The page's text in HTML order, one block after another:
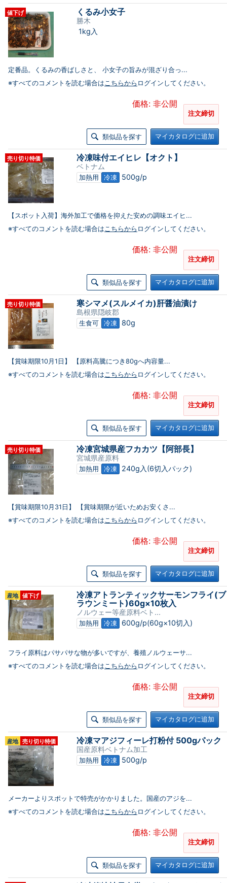
値下げ くるみ小女子
勝木
1kg入
定番品。くるみの香ばしさと、 小女子の旨みが混ざり合っ...
※すべてのコメントを読む場合はこちらから ログインしてください。
価格: 非公開
注文締切
類似品を探す マイカタログに追加
売り切り特価 冷凍味付エイヒレ【オクト】
ベトナム
加熱用 冷凍 500g/p
【スポット入荷】海外加工で価格を抑えた安めの調味エイヒ...
※すべてのコメントを読む場合はこちらから ログインしてください。
価格: 非公開
注文締切
類似品を探す マイカタログに追加
売り切り特価 寒シマメ(スルメイカ)肝醤油漬け
島根県隠岐郡
生食可 冷凍 80g
【賞味期限10月1日】 【原料高騰につき80gへ内容量...
※すべてのコメントを読む場合はこちらから ログインしてください。
価格: 非公開
注文締切
類似品を探す マイカタログに追加
売り切り特価 冷凍宮城県産フカカツ【阿部長】
宮城県産原料
加熱用 冷凍 240g入(6切入パック)
【賞味期限10月31日】 【賞味期限が近いためお安くさ...
※すべてのコメントを読む場合はこちらから ログインしてください。
価格: 非公開
注文締切
類似品を探す マイカタログに追加
産地 値下げ
冷凍アトランティックサーモンフライ(ブ
ラウンミート)60g×10枚入
ノルウェー等産原料ベト...
加熱用 冷凍 600g/p(60g×10切入)
フライ原料はパサパサな物が多いですが、養殖ノルウェーサ...
※すべてのコメントを読む場合はこちらから ログインしてください。
価格: 非公開
注文締切
類似品を探す マイカタログに追加
産地 売り切り特価 冷凍マアジフィーレ打粉付 500gパック
国産原料ベトナム加工
加熱用 冷凍 500g/p
メーカーよりスポットで特売がかかりました。国産のアジを...
※すべてのコメントを読む場合はこちらから ログインしてください。
価格: 非公開
注文締切
類似品を探す マイカタログに追加